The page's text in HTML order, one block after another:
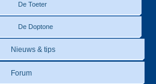
De Toeter
De Doptone
Nieuws & tips
Forum